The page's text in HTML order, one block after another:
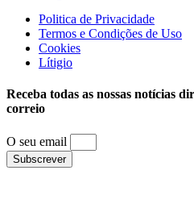
Politica de Privacidade
Termos e Condições de Uso
Cookies
Lítigio
Receba todas as nossas notícias
correio
O seu email
Subscrever